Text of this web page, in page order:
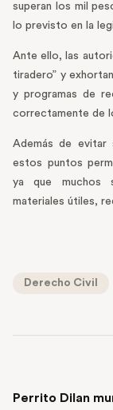
superan los mil
lo previsto en la
Ante ello, las
tiradero” y
y programas de
correctamente de
Además de evitar
estos puntos
ya que muchos
materiales útiles,
Derecho Civil
Perrito Dilan